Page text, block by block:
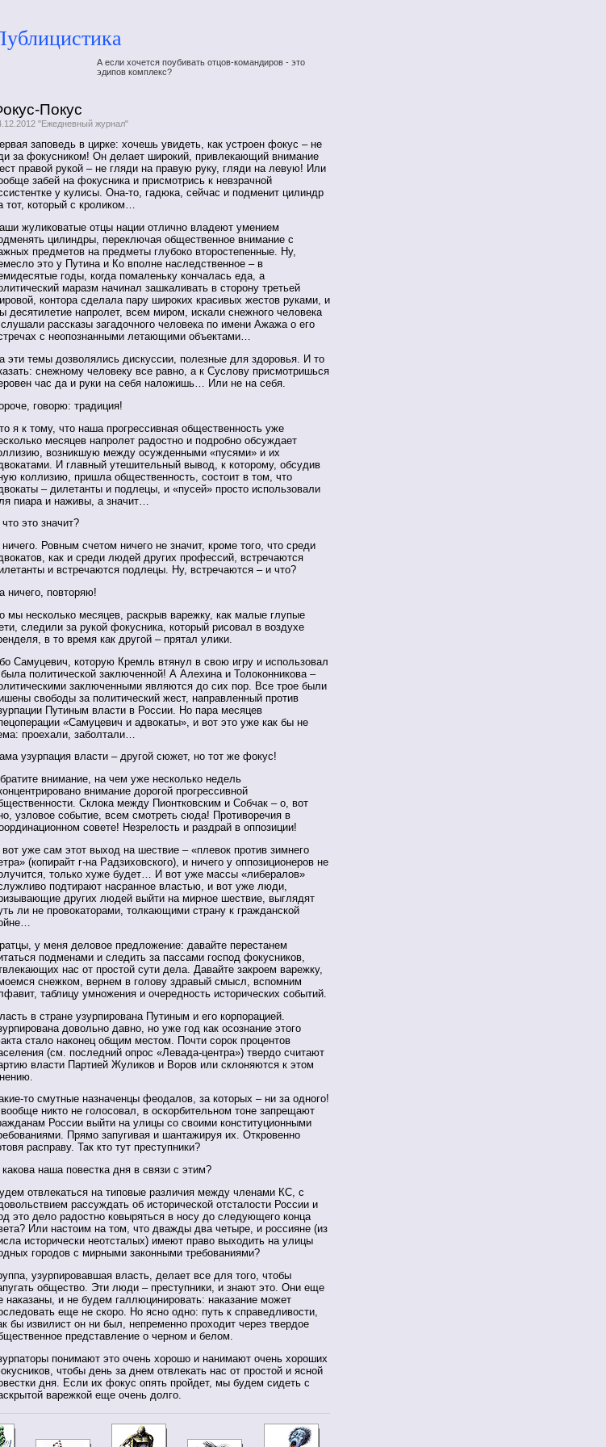
А если хочется поубивать отцов-командиров - это
эдипов комплекс?
Покус
"Ежедневный журнал"
заповедь в цирке: хочешь увидеть, как устроен фокус – не
за фокусником! Он делает широкий, привлекающий внимание
правой рукой – не гляди на правую руку, гляди на левую! Или
забей на фокусника и присмотрись к невзрачной
у кулисы. Она-то, гадюка, сейчас и подменит цилиндр
тот, который с кроликом…
жуликоватые отцы нации отлично владеют умением
цилиндры, переключая общественное внимание с
предметов на предметы глубоко второстепенные. Ну,
это у Путина и Ко вполне наследственное – в
годы, когда помаленьку кончалась еда, а
маразм начинал зашкаливать в сторону третьей
контора сделала пару широких красивых жестов руками, и
десятилетие напролет, всем миром, искали снежного человека
рассказы загадочного человека по имени Ажажа о его
с неопознанными летающими объектами…
эти темы дозволялись дискуссии, полезные для здоровья. И то
снежному человеку все равно, а к Суслову присмотришься
час да и руки на себя наложишь… Или не на себя.
говорю: традиция!
я к тому, что наша прогрессивная общественность уже
месяцев напролет радостно и подробно обсуждает
возникшую между осужденными «пусями» и их
И главный утешительный вывод, к которому, обсудив
коллизию, пришла общественность, состоит в том, что
– дилетанты и подлецы, и «пусей» просто использовали
пиара и наживы, а значит…
это значит?
Ровным счетом ничего не значит, кроме того, что среди
как и среди людей других профессий, встречаются
и встречаются подлецы. Ну, встречаются – и что?
ничего, повторяю!
мы несколько месяцев, раскрыв варежку, как малые глупые
следили за рукой фокусника, который рисовал в воздухе
в то время как другой – прятал улики.
Самуцевич, которую Кремль втянул в свою игру и использовал
политической заключенной! А Алехина и Толоконникова –
заключенными являются до сих пор. Все трое были
свободы за политический жест, направленный против
Путиным власти в России. Но пара месяцев
«Самуцевич и адвокаты», и вот это уже как бы не
проехали, заболтали…
узурпация власти – другой сюжет, но тот же фокус!
внимание, на чем уже несколько недель
внимание дорогой прогрессивной
Склока между Пионтковским и Собчак – о, вот
узловое событие, всем смотреть сюда! Противоречия в
совете! Незрелость и раздрай в оппозиции!
вот уже сам этот выход на шествие – «плевок против зимнего
(копирайт г-на Радзиховского), и ничего у оппозиционеров не
только хуже будет… И вот уже массы «либералов»
подтирают насранное властью, и вот уже люди,
других людей выйти на мирное шествие, выглядят
ли не провокаторами, толкающими страну к гражданской
у меня деловое предложение: давайте перестанем
подменами и следить за пассами господ фокусников,
нас от простой сути дела. Давайте закроем варежку,
снежком, вернем в голову здравый смысл, вспомним
таблицу умножения и очередность исторических событий.
в стране узурпирована Путиным и его корпорацией.
довольно давно, но уже год как осознание этого
стало наконец общим местом. Почти сорок процентов
(см. последний опрос «Левада-центра») твердо считают
власти Партией Жуликов и Воров или склоняются к этом
то смутные назначенцы феодалов, за которых – ни за одного!
никто не голосовал, в оскорбительном тоне запрещают
России выйти на улицы со своими конституционными
Прямо запугивая и шантажируя их. Откровенно
расправу. Так кто тут преступники?
какова наша повестка дня в связи с этим?
отвлекаться на типовые различия между членами КС, с
рассуждать об исторической отсталости России и
это дело радостно ковыряться в носу до следующего конца
Или настоим на том, что дважды два четыре, и россияне (из
исторически неотсталых) имеют право выходить на улицы
городов с мирными законными требованиями?
узурпировавшая власть, делает все для того, чтобы
общество. Эти люди – преступники, и знают это. Они еще
наказаны, и не будем галлюцинировать: наказание может
еще не скоро. Но ясно одно: путь к справедливости,
бы извилист он ни был, непременно проходит через твердое
представление о черном и белом.
понимают это очень хорошо и нанимают очень хороших
чтобы день за днем отвлекать нас от простой и ясной
дня. Если их фокус опять пройдет, мы будем сидеть с
варежкой еще очень долго.